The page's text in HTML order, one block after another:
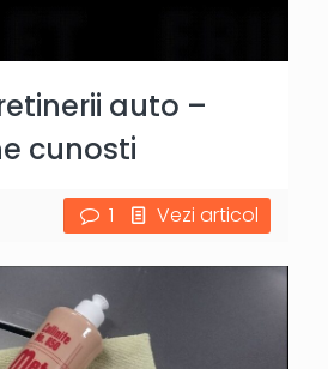
auto –
cunosti
1 Vezi articol